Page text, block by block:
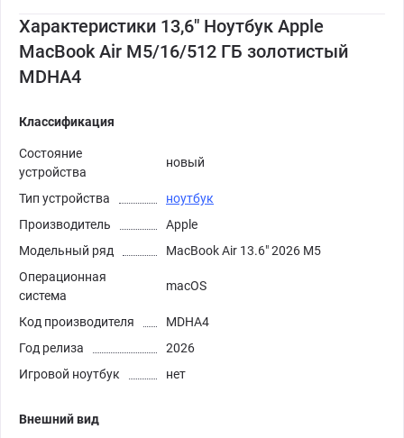
Характеристики 13,6" Ноутбук Apple
MacBook Air M5/16/512 ГБ золотистый
MDHA4
Классификация
Состояние
устройства
новый
Тип устройства
ноутбук
Производитель
Apple
Модельный ряд
MacBook Air 13.6" 2026 M5
Операционная
система
macOS
Код производителя
MDHA4
Год релиза
2026
Игровой ноутбук
нет
Внешний вид